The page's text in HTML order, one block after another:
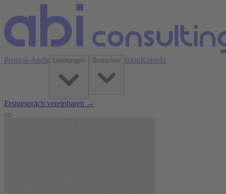
Prozess-Audit Leistungen Branchen BlogKontakt
Erstgespräch vereinbaren →